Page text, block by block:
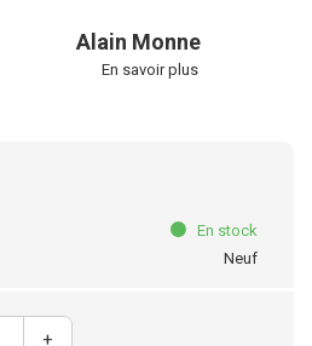
Alain Monne
En savoir plus
En stock
Neuf
+